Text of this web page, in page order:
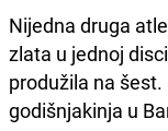
Nijedna druga
zlata u jednoj
produžila na
godišnjakinja u